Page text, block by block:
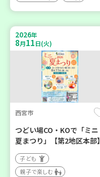
2026年
8月11日(火)
西宮市
つどい場CO・KOで「ミニ
夏まつり」【第2地区本部】
子ども
親子で楽しむ